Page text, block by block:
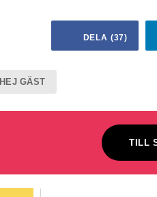
DELA (37)
HEJ GÄST
TILL